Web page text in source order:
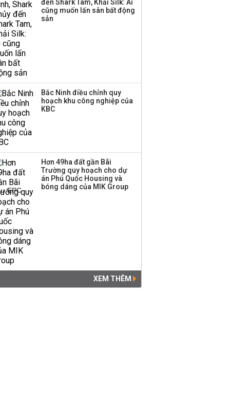
‘phất lên’ trong tháng 8,
nhóm ngành nào có
đến Shark Tam, Khải Silk: Ai
cũng muốn lấn sân bất động
sản
Bắc Ninh điều chỉnh quy
hoạch khu công nghiệp của
KBC
Hơn 49ha đất gần Bãi
Trường quy hoạch cho dự
án Phú Quốc Housing và
bóng dáng của MIK Group
XEM THÊM